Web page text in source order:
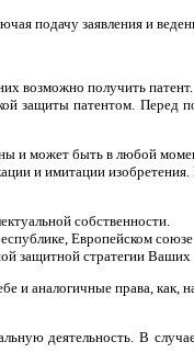
подачу заявления и
возможно получить патент.
защиты патентом. Перед
и может быть в любой
и имитации
собственности.
Европейском
стратегии Ваших
и аналогичные права, как,
деятельность. В